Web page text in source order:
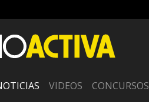
VIDEOS CONCURSOS